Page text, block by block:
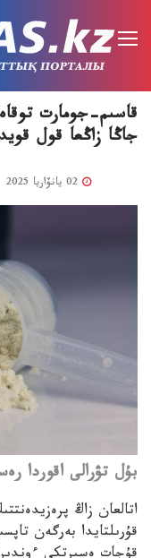
قاسىم-جومارت
جاڭا زاڭعا قول
بۇل تۋرالى اقوردا
قۇرىلتايدا بەرگەن